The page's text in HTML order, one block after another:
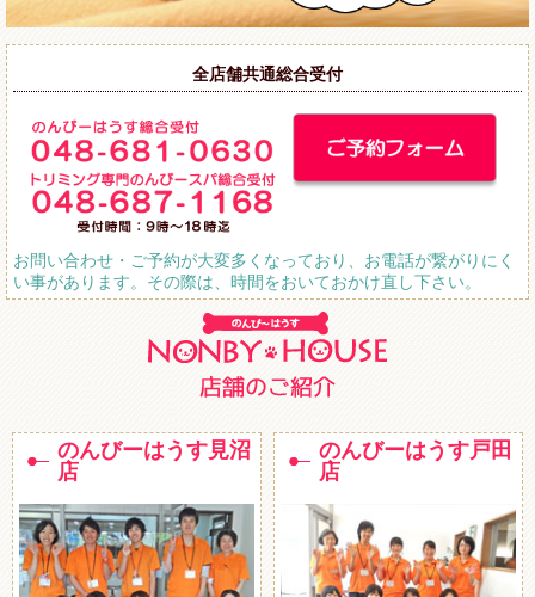
全店舗共通総合受付
お問い合わせ・ご予約が大変多くなっており、お電話が繋がりにく
い事があります。その際は、時間をおいておかけ直し下さい。
のんびーはうす見沼
店
のんびーはうす戸田
店